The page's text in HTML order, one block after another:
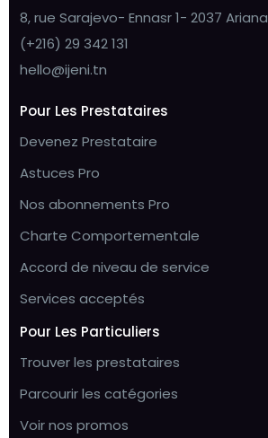
8, rue Sarajevo- Ennasr 1- 2037 Ariana
(+216) 29 342 131
hello@ijeni.tn
Pour Les Prestataires
Devenez Prestataire
Astuces Pro
Nos abonnements Pro
Charte Comportementale
Accord de niveau de service
Services acceptés
Pour Les Particuliers
Trouver les prestataires
Parcourir les catégories
Voir nos promos